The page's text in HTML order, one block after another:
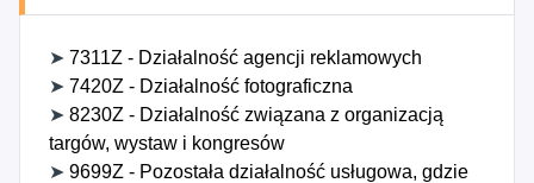
➤ 7311Z - Działalność agencji reklamowych
➤ 7420Z - Działalność fotograficzna
➤ 8230Z - Działalność związana z organizacją
targów, wystaw i kongresów
➤ 9699Z - Pozostała działalność usługowa, gdzie